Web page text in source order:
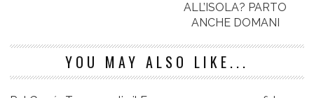
ALL’ISOLA? PARTO
ANCHE DOMANI
YOU MAY ALSO LIKE...